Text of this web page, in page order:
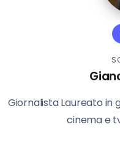
Giornalista Laureato in
cinema e